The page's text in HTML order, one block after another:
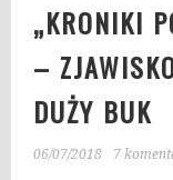
„KRONIKI
–
DUŻY BUK
06/07/2018 7